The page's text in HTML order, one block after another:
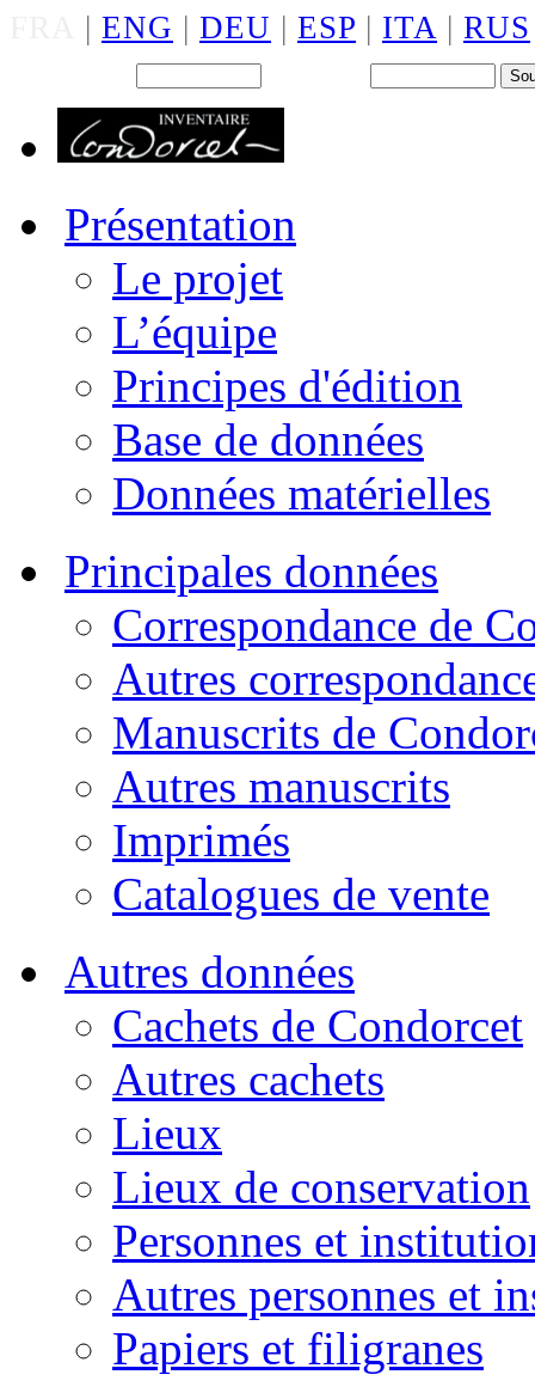
| ENG | DEU | ESP | ITA | RUS
Présentation
Le projet
L’équipe
Principes d'édition
Base de données
Données matérielles
Principales données
Correspondance de
Autres
Manuscrits de
Autres manuscrits
Imprimés
Catalogues de vente
Autres données
Cachets de Condorcet
Autres cachets
Lieux
Lieux de conservation
Personnes et
Autres personnes et
Papiers et filigranes